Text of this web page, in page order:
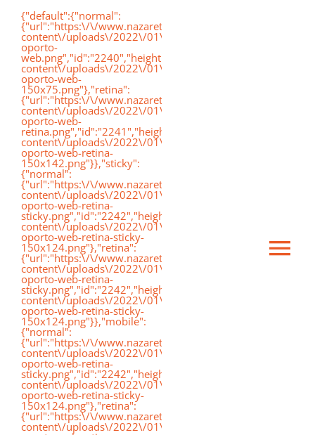
Saltar
contenido
{"default":{"normal":
{"url":"https:\/\/www.nazaretoporto.org\/wp-
content\/uploads\/2022\/01\/logo-
oporto-
content\/uploads\/2022\/01\/logo-
oporto-web-
150x75.png"},"retina":
{"url":"https:\/\/www.nazaretoporto.org\/wp-
content\/uploads\/2022\/01\/logo-
oporto-web-
content\/uploads\/2022\/01\/logo-
oporto-web-retina-
150x142.png"}},"sticky":
{"normal":
{"url":"https:\/\/www.nazaretoporto.org\/wp-
content\/uploads\/2022\/01\/logo-
oporto-web-retina-
content\/uploads\/2022\/01\/logo-
oporto-web-retina-sticky-
150x124.png"},"retina":
{"url":"https:\/\/www.nazaretoporto.org\/wp-
content\/uploads\/2022\/01\/logo-
oporto-web-retina-
content\/uploads\/2022\/01\/logo-
oporto-web-retina-sticky-
150x124.png"}},"mobile":
{"normal":
{"url":"https:\/\/www.nazaretoporto.org\/wp-
content\/uploads\/2022\/01\/logo-
oporto-web-retina-
content\/uploads\/2022\/01\/logo-
oporto-web-retina-sticky-
150x124.png"},"retina":
{"url":"https:\/\/www.nazaretoporto.org\/wp-
content\/uploads\/2022\/01\/logo-
Inicio
Conócenos
Etapas educativas